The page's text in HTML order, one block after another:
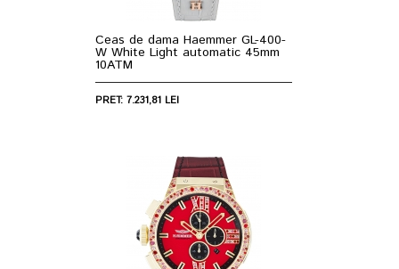
Ceas de dama Haemmer GL-400-
W White Light automatic 45mm
10ATM
PRET: 7.231,81 LEI